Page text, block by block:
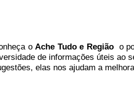
nheçaoAche Tudo e Regiãoo
de informações úteis ao
elas nos ajudam a